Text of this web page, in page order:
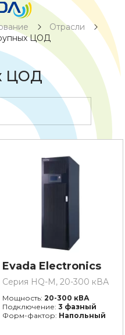
Отрасли
ЦОД
ЦОД
Evada Electronics
Серия HQ-M, 20-300 кВА
Мощность: 20-300 кВА
Подключение: 3 фазный
Форм-фактор: Напольный